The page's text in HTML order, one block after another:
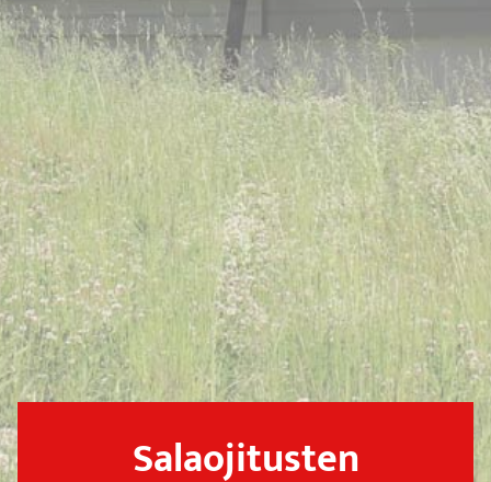
Salaojitusten